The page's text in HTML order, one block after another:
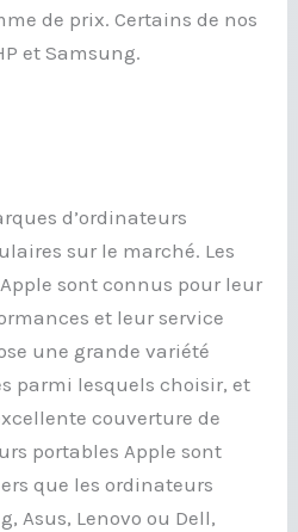
de prix. Certains de nos
et Samsung.
d’ordinateurs
sur le marché. Les
sont connus pour leur
et leur service
une grande variété
parmi lesquels choisir, et
couverture de
portables Apple sont
que les ordinateurs
Asus, Lenovo ou Dell,